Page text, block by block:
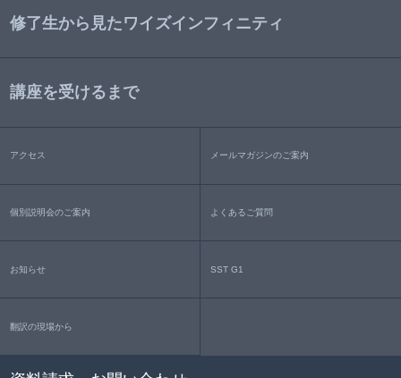
修了生から見たワイズインフィニティ
講座を受けるまで
アクセス メールマガジンのご案内
個別説明会のご案内 よくあるご質問
お知らせ SST G1
翻訳の現場から